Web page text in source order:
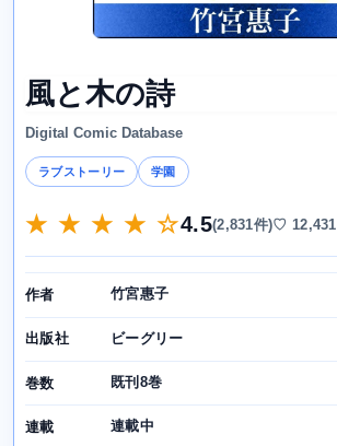
風と木の詩
Digital Comic Database
ラブストーリー 学園
★ ★ ★ ★ ☆4.5(2,831件)♡ 12,431
作者 竹宮惠子
出版社 ビーグリー
巻数 既刊8巻
連載 連載中